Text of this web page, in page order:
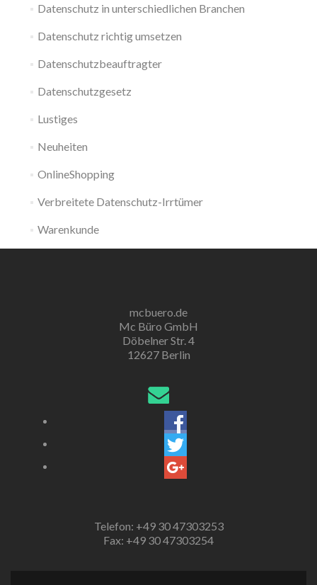
Datenschutz in unterschiedlichen Branchen
Datenschutz richtig umsetzen
Datenschutzbeauftragter
Datenschutzgesetz
Lustiges
Neuheiten
OnlineShopping
Verbreitete Datenschutz-Irrtümer
Warenkunde
mcbuero.de
Mc Büro GmbH
Döbelner Str. 4
12627 Berlin
Telefon: +49 30 47303253
Fax: +49 30 47303254